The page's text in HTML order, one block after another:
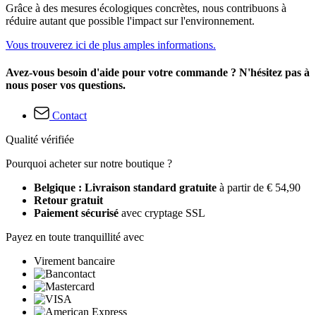
Grâce à des mesures écologiques concrètes, nous contribuons à
réduire autant que possible l'impact sur l'environnement.
Vous trouverez ici de plus amples informations.
Avez-vous besoin d'aide pour votre commande ? N'hésitez pas à
nous poser vos questions.
Contact
Qualité vérifiée
Pourquoi acheter sur notre boutique ?
Belgique : Livraison standard gratuite à partir de € 54,90
Retour gratuit
Paiement sécurisé avec cryptage SSL
Payez en toute tranquillité avec
Virement bancaire